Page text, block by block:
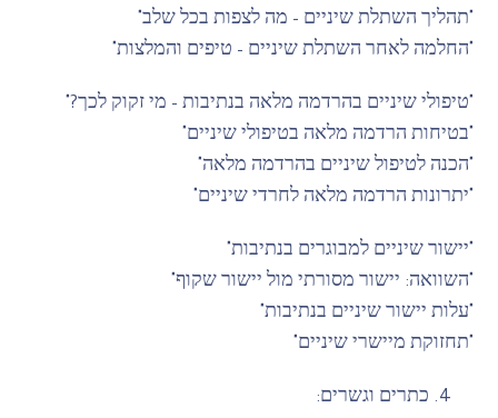
"תהליך השתלת שיניים – מה לצפות בכל שלב"
"החלמה לאחר השתלת שיניים – טיפים והמלצות"
"טיפולי שיניים בהרדמה מלאה בנתיבות – מי זקוק לכך?"
"בטיחות הרדמה מלאה בטיפולי שיניים"
"הכנה לטיפול שיניים בהרדמה מלאה"
"יתרונות הרדמה מלאה לחרדי שיניים"
"יישור שיניים למבוגרים בנתיבות"
"השוואה: יישור מסורתי מול יישור שקוף"
"עלות יישור שיניים בנתיבות"
"תחזוקת מיישרי שיניים"
כתרים וגשרים: